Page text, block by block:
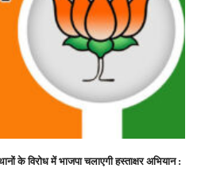
के विरोध में भाजपा चलाएगी हस्ताक्षर अभियान :